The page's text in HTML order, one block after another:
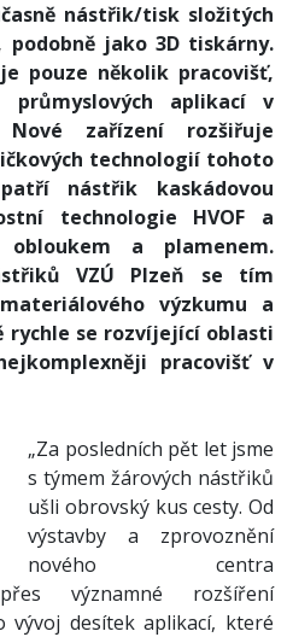
nástřik/tisk složitých
jako 3D tiskárny.
pouze několik pracovišť,
průmyslových aplikací v
zařízení rozšiřuje
technologií tohoto
nástřik kaskádovou
technologie HVOF a
a plamenem.
VZÚ Plzeň se tím
výzkumu a
se rozvíjející oblasti
pracovišť v
„Za posledních pět let jsme
s týmem žárových nástřiků
ušli obrovský kus cesty. Od
výstavby a zprovoznění
nového centra
významné rozšíření
vývoj desítek aplikací, které